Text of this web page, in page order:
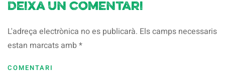
Deixa un comentari
L'adreça electrònica no es publicarà. Els camps necessaris
estan marcats amb*
COMENTARI